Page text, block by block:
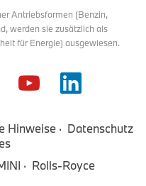
Antriebsformen (Benzin,
werden sie zusätzlich als
für Energie) ausgewiesen.
Hinweise
Datenschutz
Rolls-Royce